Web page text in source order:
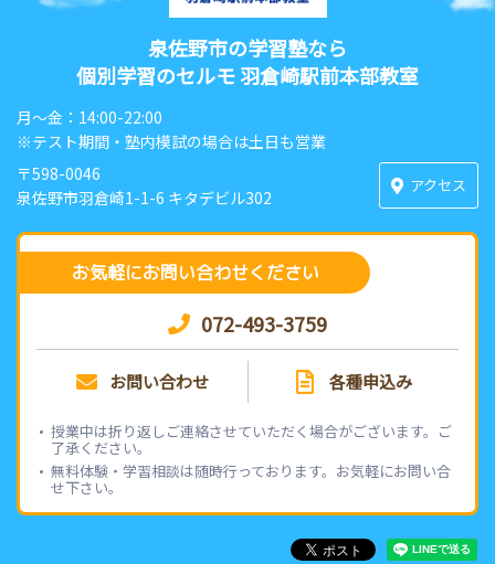
泉佐野市の学習塾なら
個別学習のセルモ 羽倉崎駅前本部教室
月〜金：14:00-22:00
※テスト期間・塾内模試の場合は土日も営業
〒598-0046
泉佐野市羽倉崎1-1-6 キタデビル302
アクセス
お気軽にお問い合わせください
072-493-3759
お問い合わせ 各種申込み
授業中は折り返しご連絡させていただく場合がございます。ご
了承ください。
無料体験・学習相談は随時行っております。お気軽にお問い合
せ下さい。